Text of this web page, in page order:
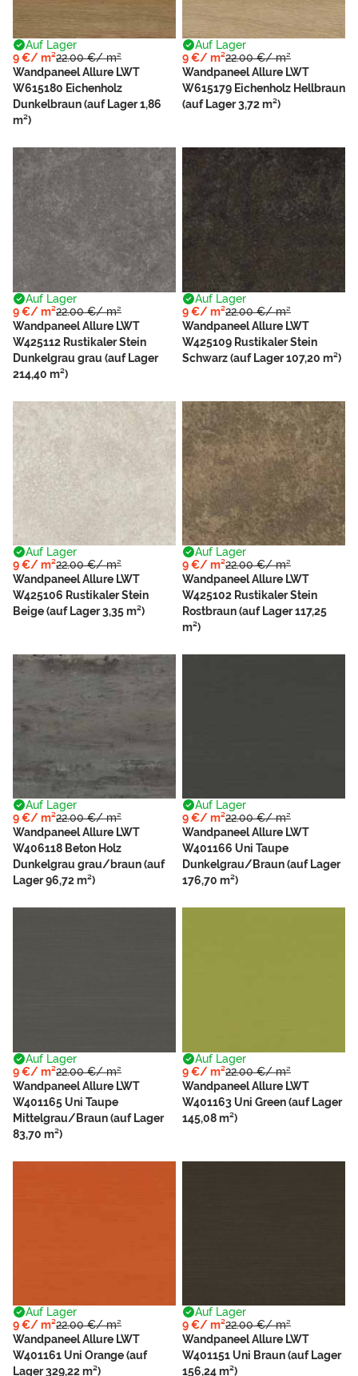
Auf Lager
9 €/ m²22.00 €/ m²
Wandpaneel Allure LWT
W615180 Eichenholz
Dunkelbraun (auf Lager 1,86
m²)
Auf Lager
9 €/ m²22.00 €/ m²
Wandpaneel Allure LWT
W615179 Eichenholz Hellbraun
(auf Lager 3,72 m²)
Auf Lager
9 €/ m²22.00 €/ m²
Wandpaneel Allure LWT
W425112 Rustikaler Stein
Dunkelgrau grau (auf Lager
214,40 m²)
Auf Lager
9 €/ m²22.00 €/ m²
Wandpaneel Allure LWT
W425109 Rustikaler Stein
Schwarz (auf Lager 107,20 m²)
Auf Lager
9 €/ m²22.00 €/ m²
Wandpaneel Allure LWT
W425106 Rustikaler Stein
Beige (auf Lager 3,35 m²)
Auf Lager
9 €/ m²22.00 €/ m²
Wandpaneel Allure LWT
W425102 Rustikaler Stein
Rostbraun (auf Lager 117,25
m²)
Auf Lager
9 €/ m²22.00 €/ m²
Wandpaneel Allure LWT
W406118 Beton Holz
Dunkelgrau grau/braun (auf
Lager 96,72 m²)
Auf Lager
9 €/ m²22.00 €/ m²
Wandpaneel Allure LWT
W401166 Uni Taupe
Dunkelgrau/Braun (auf Lager
176,70 m²)
Auf Lager
9 €/ m²22.00 €/ m²
Wandpaneel Allure LWT
W401165 Uni Taupe
Mittelgrau/Braun (auf Lager
83,70 m²)
Auf Lager
9 €/ m²22.00 €/ m²
Wandpaneel Allure LWT
W401163 Uni Green (auf Lager
145,08 m²)
Auf Lager
9 €/ m²22.00 €/ m²
Wandpaneel Allure LWT
W401161 Uni Orange (auf
Lager 329,22 m²)
Auf Lager
9 €/ m²22.00 €/ m²
Wandpaneel Allure LWT
W401151 Uni Braun (auf Lager
156,24 m²)